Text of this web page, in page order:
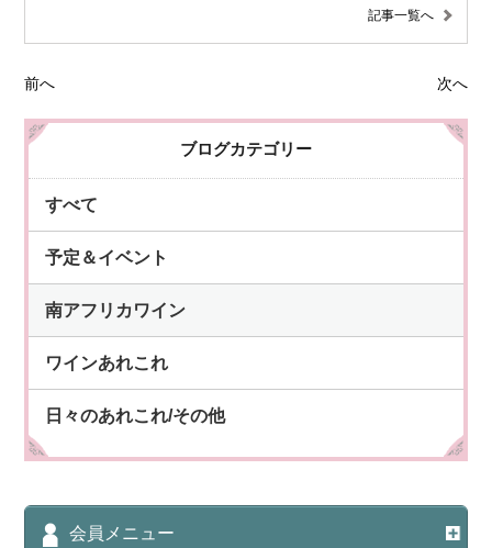
記事一覧へ
前へ 次へ
ブログカテゴリー
すべて
予定＆イベント
南アフリカワイン
ワインあれこれ
日々のあれこれ/その他
会員メニュー